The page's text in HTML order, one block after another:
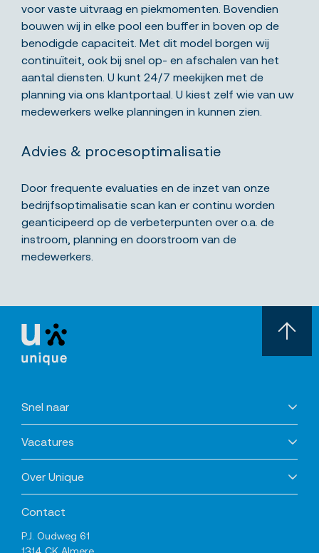
voor vaste uitvraag en piekmomenten. Bovendien
bouwen wij in elke pool een buffer in boven op de
benodigde capaciteit. Met dit model borgen wij
continuïteit, ook bij snel op- en afschalen van het
aantal diensten. U kunt 24/7 meekijken met de
planning via ons klantportaal. U kiest zelf wie van uw
medewerkers welke planningen in kunnen zien.
Advies & procesoptimalisatie
Door frequente evaluaties en de inzet van onze
bedrijfsoptimalisatie scan kan er continu worden
geanticipeerd op de verbeterpunten over o.a. de
instroom, planning en doorstroom van de
medewerkers.
Snel naar
Vacatures
Over Unique
Contact
P.J. Oudweg 61